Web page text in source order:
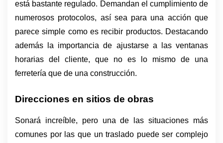
está bastante regulado. Demandan el cumplimiento de
numerosos protocolos, así sea para una acción que
parece simple como es recibir productos. Destacando
además la importancia de ajustarse a las ventanas
horarias del cliente, que no es lo mismo de una
ferretería que de una construcción.
Direcciones en sitios de obras
Sonará increíble, pero una de las situaciones más
comunes por las que un traslado puede ser complejo